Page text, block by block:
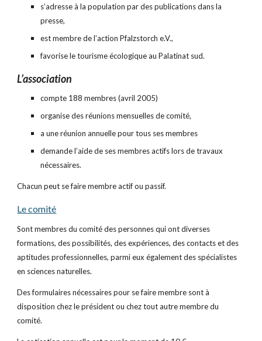
s’adresse à la population par des publications dans la
presse,
est membre de l’action Pfalzstorch e.V.,
favorise le tourisme écologique au Palatinat sud.
L’association
compte 188 membres (avril 2005)
organise des réunions mensuelles de comité,
a une réunion annuelle pour tous ses membres
demande l’aide de ses membres actifs lors de travaux
nécessaires.
Chacun peut se faire membre actif ou passif.
Le comité
Sont membres du comité des personnes qui ont diverses
formations, des possibilités, des expériences, des contacts et des
aptitudes professionnelles, parmi eux également des spécialistes
en sciences naturelles.
Des formulaires nécessaires pour se faire membre sont à
disposition chez le président ou chez tout autre membre du
comité.